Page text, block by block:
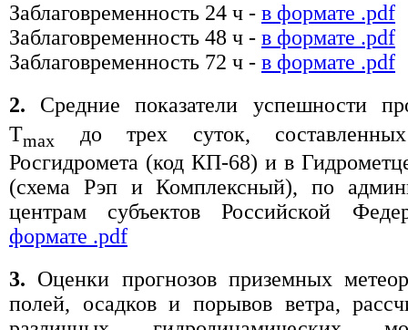
Заблаговременность 24 ч - в формате .pdf
Заблаговременность 48 ч - в формате .pdf
Заблаговременность 72 ч - в формате .pdf
2. Средние показатели успешности
Tmax
до трех суток,
Росгидромета (код КП-68) и в
(схема Рэп и Комплексный), по
центрам субъектов Российской
формате .pdf
3. Оценки прогнозов приземных
полей, осадков и порывов ветра,